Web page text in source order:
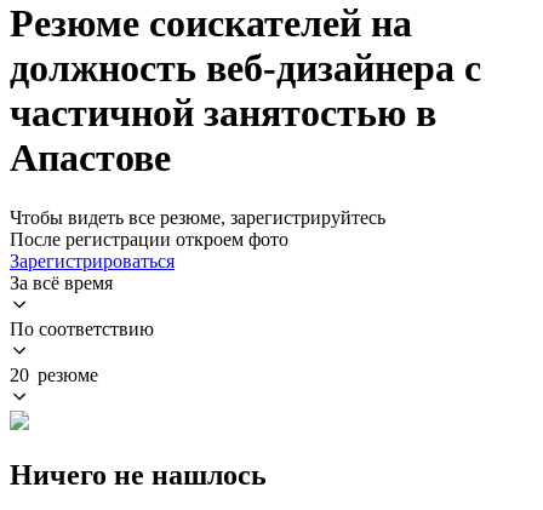
Резюме соискателей на
должность веб-дизайнера с
частичной занятостью в
Апастове
Чтобы видеть все резюме, зарегистрируйтесь
После регистрации откроем фото
Зарегистрироваться
За всё время
По соответствию
20 резюме
Ничего не нашлось